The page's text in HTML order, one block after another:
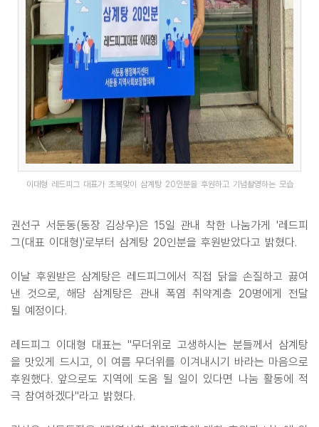
이대형 레드피그 대표가 초복맞이 삼계탕 20인분을 후원하고 기념촬영하는 모습
권선구 서둔동(동장 김상우)은 15일 관내 착한 나눔가게 '레드피
그(대표 이대형)'로부터 삼계탕 20인분을 후원받았다고 밝혔다.
이날 후원받은 삼계탕은 레드피그에서 직접 닭을 손질하고 끓여
낸 것으로, 해당 삼계탕은 관내 폭염 취약계층 20명에게 전달
될 예정이다.
레드피그 이대형 대표는 "무더위로 고생하시는 분들께서 삼계탕
을 맛있게 드시고, 이 여름 무더위를 이겨내시기 바라는 마음으로
후원했다. 앞으로도 지역에 도움 될 일이 있다면 나눔 활동에 적
극 참여하겠다"라고 밝혔다.